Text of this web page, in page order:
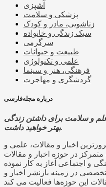
آشپزی
پزشکی و سلامت
زناشویی، مادر و کودک
سبک زندگی و خانواده
سرگرمی
طبیعت و حیوانات
علمی و تکنولوژی
فرهنگی، هنر و سینما
گردشگری و مهاجرت
درباره مجله‌فارسی
و سلامت برای داشتن زندگی
بهتر خواهید داشت.
اخبار و مقالات، علمی و
۱۳۹۵ به صورت متمرکز در حوزه اخبار و مقالات
و اجتماعی آغاز به کار نموده
در زمینه بازنشر اخبار و